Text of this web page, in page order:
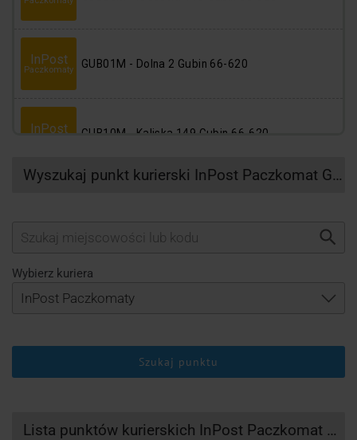
Wyszukaj punkt kurierski InPost Paczkomat Gubin
Wybierz kuriera
Szukaj punktu
Lista punktów kurierskich InPost Paczkomat Gubin